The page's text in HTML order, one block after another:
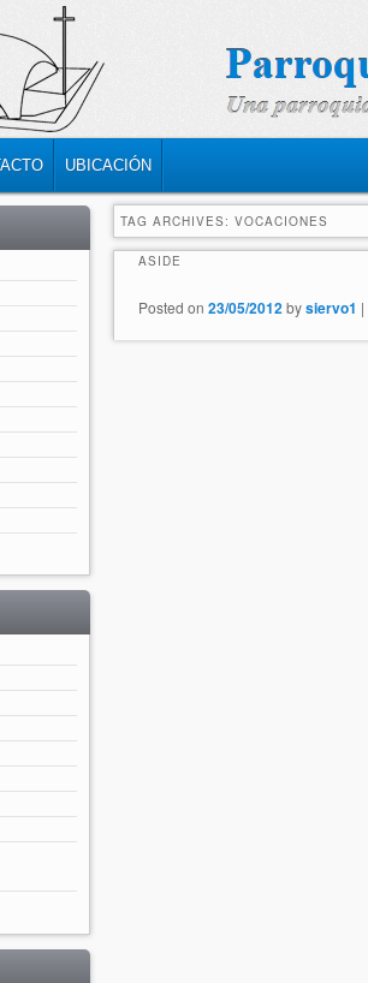
UBICACIÓN
TAG ARCHIVES: VOCACIONES
ASIDE
Posted on 23/05/2012bysiervo1 |